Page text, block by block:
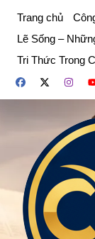
phần
dung
Trang chủ
Lẽ Sống –
Tri Thức Trong